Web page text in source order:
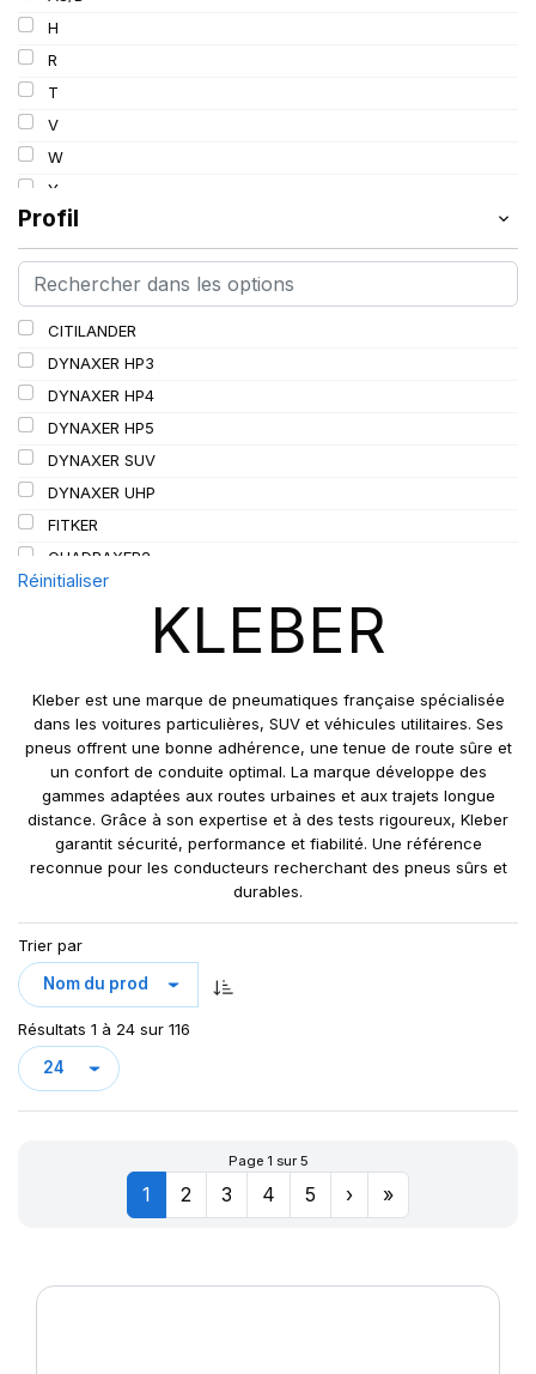
109/106
110/108
112A8/109B
114/111
115/113
116/113
116/114
127/127
144/141
H
R
T
V
W
Y
Profil
CITILANDER
DYNAXER HP3
DYNAXER HP4
DYNAXER HP5
DYNAXER SUV
DYNAXER UHP
FITKER
QUADRAXER2
SUP 8L
XL DYNAXER UHP
Réinitialiser
KLEBER
Kleber est une marque de pneumatiques française spécialisée
dans les voitures particulières, SUV et véhicules utilitaires. Ses
pneus offrent une bonne adhérence, une tenue de route sûre et
un confort de conduite optimal. La marque développe des
gammes adaptées aux routes urbaines et aux trajets longue
distance. Grâce à son expertise et à des tests rigoureux, Kleber
garantit sécurité, performance et fiabilité. Une référence
reconnue pour les conducteurs recherchant des pneus sûrs et
durables.
Trier par
Résultats 1 à 24 sur 116
Page 1 sur 5
1 2 3 4 5 › »